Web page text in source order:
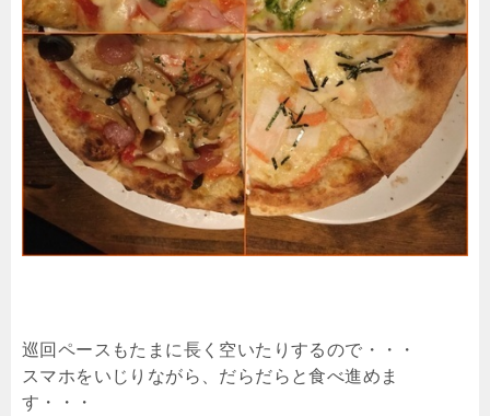
巡回ペースもたまに長く空いたりするので・・・
スマホをいじりながら、だらだらと食べ進めま
す・・・